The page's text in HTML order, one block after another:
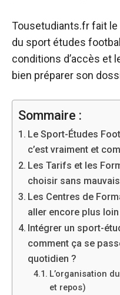
Tousetudiants.fr fait
du sport études
conditions d’accès et
bien préparer son
Sommaire :
Le Sport-Études
c’est vraiment et
Les Tarifs et les
choisir sans
Les Centres de
aller encore plus
Intégrer un sport-
comment ça se
quotidien ?
L’organisation
et repos)